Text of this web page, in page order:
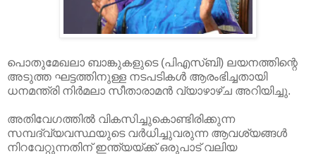
പൊതുമേഖലാ ബാങ്കുകളുടെ (പിഎസ്ബി) ലയനത്തിന്റെ
അടുത്ത ഘട്ടത്തിനുള്ള നടപടികൾ ആരംഭിച്ചതായി
ധനമന്ത്രി നിർമലാ സീതാരാമൻ വ്യാഴാഴ്ച അറിയിച്ചു.
അതിവേഗത്തിൽ വികസിച്ചുകൊണ്ടിരിക്കുന്ന
സമ്പദ്‌വ്യവസ്ഥയുടെ വർധിച്ചുവരുന്ന ആവശ്യങ്ങൾ
നിറവേറ്റുന്നതിന് ഇന്ത്യയ്ക്ക് ഒരുപാട് വലിയ